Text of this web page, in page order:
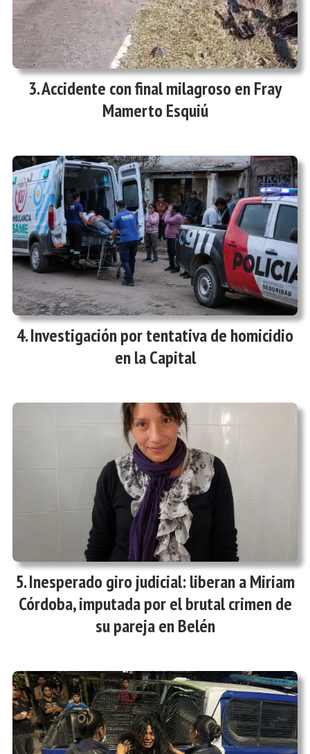
Accidente con final milagroso en Fray
Mamerto Esquiú
Investigación por tentativa de homicidio
en la Capital
Inesperado giro judicial: liberan a Miriam
Córdoba, imputada por el brutal crimen de
su pareja en Belén